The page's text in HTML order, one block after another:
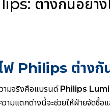
ต่างกันอย่าง
Philips ต่างกั
ามจริงคือแบรนด์ Philips
วามแตกต่างนี้จะช่วยให้ฝ่ายจัดซื้อ